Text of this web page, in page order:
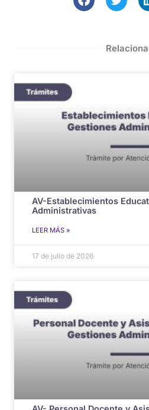
AV-Establecimientos
Administrativas
LEER MÁS »
17 de julio de 2026